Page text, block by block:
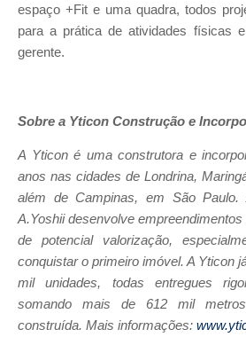
espaço +Fit e uma quadra, todos
para a prática de atividades físicas
gerente.
Sobre a Yticon Construção e
A Yticon é uma construtora e
anos nas cidades de Londrina,
além de Campinas, em São
A.Yoshii desenvolve
de potencial valorização,
conquistar o primeiro imóvel. A Yticon
mil unidades, todas entregues
somando mais de 612 mil
construída. Mais informações: